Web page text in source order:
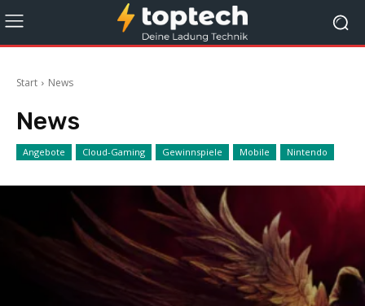
Start News
News
Angebote Cloud-Gaming Gewinnspiele Mobile Nintendo